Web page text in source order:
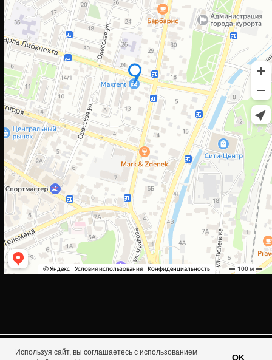
Используя сайт, вы соглашаетесь с использованием
OK
Made on Tilda